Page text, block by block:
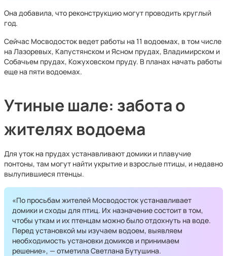
Она добавила, что реконструкцию могут проводить круглый
год.
Сейчас Мосводосток ведет работы на 11 водоемах, в том числе
на Лазоревых, Капустянском и Ясном прудах, Владимирском и
Собачьем прудах, Кожуховском пруду. В планах начать работы
еще на пяти водоемах.
Утиные шале: забота о
жителях водоема
Для уток на прудах устанавливают домики и плавучие
понтоны, там могут найти укрытие и взрослые птицы, и недавно
вылупившиеся птенцы.
«По просьбам жителей Мосводосток устанавливает
домики и сходы для птиц. Их назначение состоит в том,
чтобы уткам и их птенцам можно было отдохнуть на воде.
Перед установкой мы изучаем водоем, выявляем
необходимость установки домиков и принимаем
решение», — отметила Светлана Бутушина.